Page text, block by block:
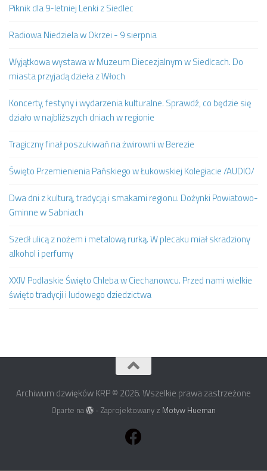
Piknik dla 9-letniej Lenki z Siedlec
Radiowa Niedziela w Okrzei - 9 sierpnia
Wyjątkowa wystawa w Muzeum Diecezjalnym w Siedlcach. Do
miasta przyjadą dzieła z Włoch
Koncerty, festyny i wydarzenia kulturalne. Sprawdź, co będzie się
działo w najbliższych dniach w regionie
Tragiczny finał poszukiwań na żwirowni w Berezie
Święto Przemienienia Pańskiego w Łukowskiej Kolegiacie /AUDIO/
Dwa dni z kulturą, tradycją i smakami regionu. Dożynki Powiatowo-
Gminne w Sabniach
Szedł ulicą z nożem i metalową rurką. W plecaku miał skradziony
alkohol i perfumy
XXIV Podlaskie Święto Chleba w Ciechanowcu. Przed nami wielkie
święto tradycji i ludowego dziedzictwa
Archiwum dzwięków KRP © 2026. Wszelkie prawa zastrzeżone
Oparte na - Zaprojektowany z Motyw Hueman